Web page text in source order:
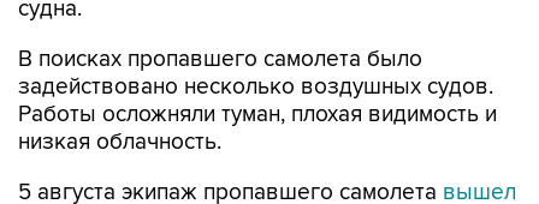
судна.
В поисках пропавшего самолета было
задействовано несколько воздушных судов.
Работы осложняли туман, плохая видимость и
низкая облачность.
5 августа экипаж пропавшего самолета вышел